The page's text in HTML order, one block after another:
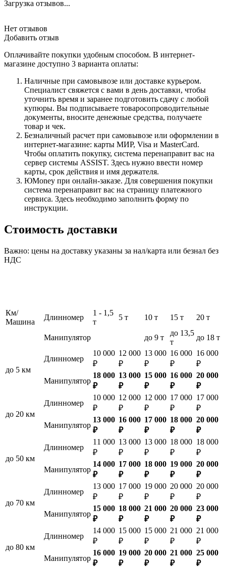
Загрузка отзывов...
Нет отзывов
Добавить отзыв
Оплачивайте покупки удобным способом. В интернет-
магазине доступно 3 варианта оплаты:
Наличные при самовывозе или доставке курьером.
Специалист свяжется с вами в день доставки, чтобы
уточнить время и заранее подготовить сдачу с любой
купюры. Вы подписываете товаросопроводительные
документы, вносите денежные средства, получаете
товар и чек.
Безналичный расчет при самовывозе или оформлении в
интернет-магазине: карты МИР, Visa и MasterCard.
Чтобы оплатить покупку, система перенаправит вас на
сервер системы ASSIST. Здесь нужно ввести номер
карты, срок действия и имя держателя.
ЮMoney при онлайн-заказе. Для совершения покупки
система перенаправит вас на страницу платежного
сервиса. Здесь необходимо заполнить форму по
инструкции.
Стоимость доставки
Важно: цены на доставку указаны за нал/карта или безнал без
НДС
Км/
Машина
Длинномер
1 - 1,5
т
5 т 10 т 15 т 20 т
Манипулятор до 9 т
до 13,5
т
до 18 т
до 5 км
Длинномер
10 000
₽
12 000
₽
13 000
₽
16 000
₽
16 000
₽
Манипулятор
18 000
₽
13 000
₽
15 000
₽
16 000
₽
20 000
₽
до 20 км
Длинномер
10 000
₽
12 000
₽
12 000
₽
17 000
₽
17 000
₽
Манипулятор
13 000
₽
16 000
₽
17 000
₽
18 000
₽
20 000
₽
до 50 км
Длинномер
11 000
₽
13 000
₽
13 000
₽
18 000
₽
18 000
₽
Манипулятор
14 000
₽
17 000
₽
18 000
₽
19 000
₽
20 000
₽
до 70 км
Длинномер
13 000
₽
17 000
₽
19 000
₽
20 000
₽
20 000
₽
Манипулятор
15 000
₽
18 000
₽
21 000
₽
20 000
₽
23 000
₽
до 80 км
Длинномер
14 000
₽
15 000
₽
15 000
₽
21 000
₽
21 000
₽
Манипулятор
16 000
₽
19 000
₽
20 000
₽
21 000
₽
25 000
₽